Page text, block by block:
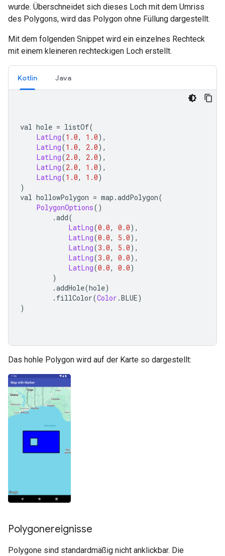
wurde. Überschneidet sich dieses Loch mit dem Umriss
des Polygons, wird das Polygon ohne Füllung dargestellt.
Mit dem folgenden Snippet wird ein einzelnes Rechteck
mit einem kleineren rechteckigen Loch erstellt.
Kotlin Java
val hole = listOf(
LatLng(1.0, 1.0),
LatLng(1.0, 2.0),
LatLng(2.0, 2.0),
LatLng(2.0, 1.0),
LatLng(1.0, 1.0)
)
val hollowPolygon = map .addPolygon(
PolygonOptions()
.add(
LatLng(0.0, 0.0),
LatLng(0.0, 5.0),
LatLng(3.0, 5.0),
LatLng(3.0, 0.0),
LatLng(0.0, 0.0)
)
.addHole(hole)
. fillColor(Color .BLUE)
)
Das hohle Polygon wird auf der Karte so dargestellt:
Polygonereignisse
Polygone sind standardmäßig nicht anklickbar. Die